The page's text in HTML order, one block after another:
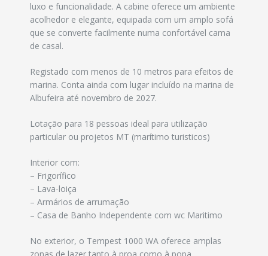
luxo e funcionalidade. A cabine oferece um ambiente
acolhedor e elegante, equipada com um amplo sofá
que se converte facilmente numa confortável cama
de casal.
Registado com menos de 10 metros para efeitos de
marina. Conta ainda com lugar incluído na marina de
Albufeira até novembro de 2027.
Lotação para 18 pessoas ideal para utilização
particular ou projetos MT (marítimo turisticos)
Interior com:
– Frigorífico
– Lava-loiça
– Armários de arrumação
– Casa de Banho Independente com wc Maritimo
No exterior, o Tempest 1000 WA oferece amplas